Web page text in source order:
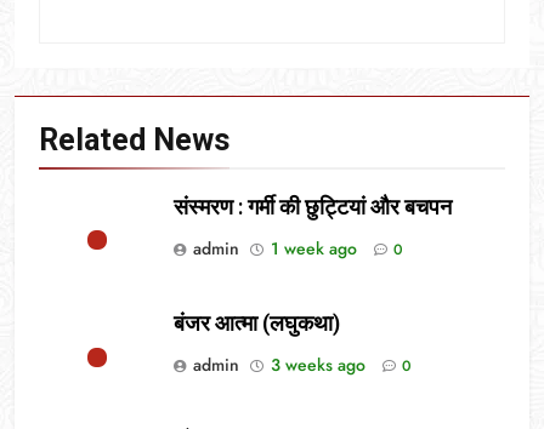
Related News
संस्मरण : गर्मी की छुट्टियां और बचपन
admin
1 week ago 0
बंजर आत्मा (लघुकथा)
admin
3 weeks ago 0